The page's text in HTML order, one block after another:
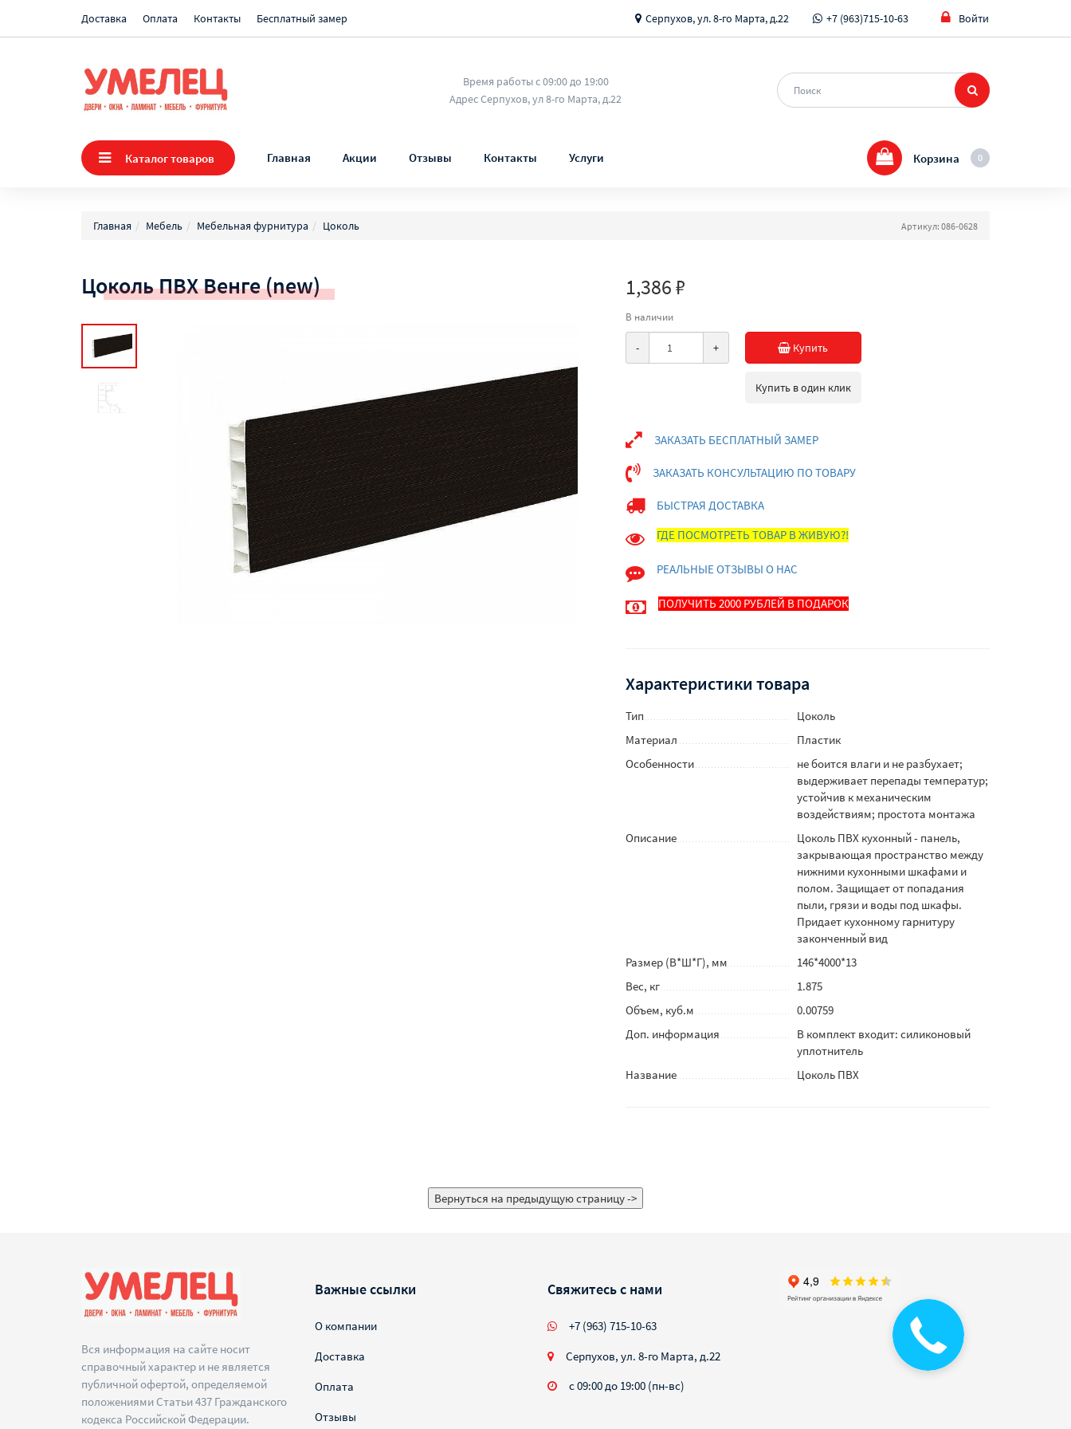
Доставка Оплата Контакты Бесплатный замер Серпухов, ул. 8-го Марта, д.22 +7 (963)715-10-63 Войти
Время работы с 09:00 до 19:00
Адрес Серпухов, ул 8-го Марта, д.22
Каталог товаров Главная Акции Отзывы Контакты Услуги 0
Корзина
Главная Мебель Мебельная фурнитура Цоколь Артикул: 086-0628
Цоколь ПВХ Венге (new) 1,386 ₽
В наличии
- + Купить
Купить в один клик
ЗАКАЗАТЬ БЕСПЛАТНЫЙ ЗАМЕР
ЗАКАЗАТЬ КОНСУЛЬТАЦИЮ ПО ТОВАРУ
БЫСТРАЯ ДОСТАВКА
ГДЕ ПОСМОТРЕТЬ ТОВАР В ЖИВУЮ?!
РЕАЛЬНЫЕ ОТЗЫВЫ О НАС
ПОЛУЧИТЬ 2000 РУБЛЕЙ В ПОДАРОК
Характеристики товара
Тип
Цоколь
Материал
Пластик
Особенности
не боится влаги и не разбухает;
выдерживает перепады температур;
устойчив к механическим
воздействиям; простота монтажа
Описание
Цоколь ПВХ кухонный - панель,
закрывающая пространство между
нижними кухонными шкафами и
полом. Защищает от попадания
пыли, грязи и воды под шкафы.
Придает кухонному гарнитуру
законченный вид
Размер (В*Ш*Г), мм
146*4000*13
Вес, кг
1.875
Объем, куб.м
0.00759
Доп. информация
В комплект входит: силиконовый
уплотнитель
Название
Цоколь ПВХ
Вся информация на сайте носит
справочный характер и не является
публичной офертой, определяемой
положениями Статьи 437 Гражданского
кодекса Российской Федерации.
Важные ссылки
О компании
Доставка
Оплата
Отзывы
Свяжитесь с нами
+7 (963) 715-10-63
Серпухов, ул. 8-го Марта, д.22
с 09:00 до 19:00 (пн-вс)
Закажите
звонок